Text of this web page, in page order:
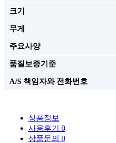
크기
무게
주요사양
품질보증기준
A/S 책임자와 전화번호
상품정보
사용후기 0
상품문의 0